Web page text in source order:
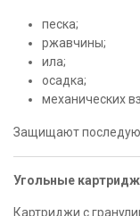
песка;
ржавчины;
ила;
осадка;
механических
Защищают
Угольные
Картриджи с